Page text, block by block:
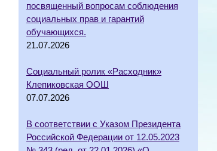
посвященный вопросам соблюдения
социальных прав и гарантий
обучающихся.
21.07.2026
Социальный ролик «Расходник»
Клепиковская ООШ
07.07.2026
В соответствии с Указом Президента
Российской Федерации от 12.05.2023